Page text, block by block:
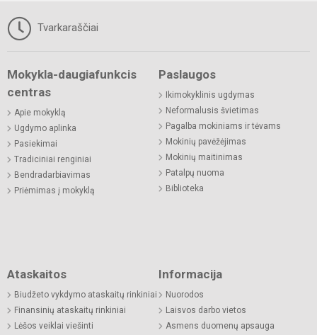
Tvarkaraščiai
Mokykla-daugiafunkcis
centras
Apie mokyklą
Ugdymo aplinka
Pasiekimai
Tradiciniai renginiai
Bendradarbiavimas
Priėmimas į mokyklą
Paslaugos
Ikimokyklinis ugdymas
Neformalusis švietimas
Pagalba mokiniams ir tėvams
Mokinių pavėžėjimas
Mokinių maitinimas
Patalpų nuoma
Biblioteka
Ataskaitos
Biudžeto vykdymo ataskaitų rinkiniai
Finansinių ataskaitų rinkiniai
Lėšos veiklai viešinti
Informacija
Nuorodos
Laisvos darbo vietos
Asmens duomenų apsauga